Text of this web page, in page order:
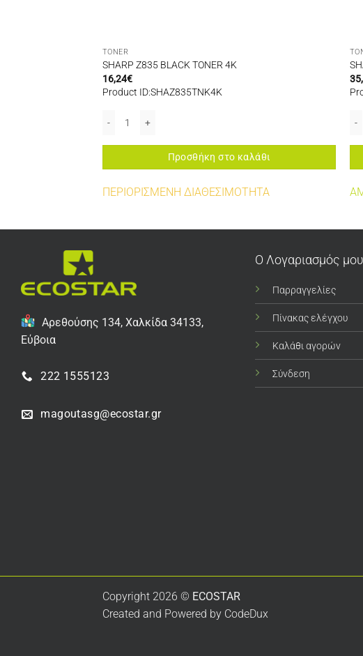
TONER
SHARP Z835 BLACK TONER 4K
16,24€
Product ID:SHAZ835TNK4K
Προσθήκη στο καλάθι
ΠΕΡΙΟΡΙΣΜΕΝΗ ΔΙΑΘΕΣΙΜΟΤΗΤΑ
Αρεθούσης 134, Χαλκίδα 34133,
Εύβοια
222 1555123
magoutasg@ecostar.gr
Ο Λογαριασμός μου
Παρραγγελίες
Πίνακας ελέγχου
Καλάθι αγορών
Σύνδεση
Copyright 2026 © ECOSTAR
Created and Powered by CodeDux